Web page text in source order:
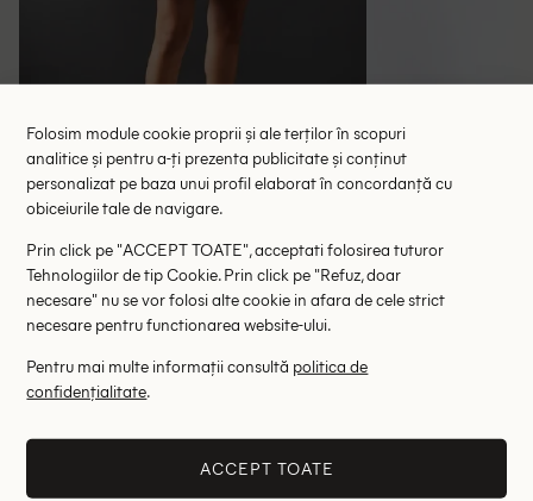
Rochie scurta WAREHOUSE, mov
146.00 lei 265.00 lei
RRP: 445.00 lei
36 38 40
Rochie scurta
Altii au fost interesati de
Folosim module cookie proprii și ale terților în scopuri
analitice și pentru a-ți prezenta publicitate și conținut
personalizat pe baza unui profil elaborat în concordanță cu
obiceiurile tale de navigare.
Prin click pe "ACCEPT TOATE", acceptati folosirea tuturor
Tehnologiilor de tip Cookie. Prin click pe "Refuz, doar
necesare" nu se vor folosi alte cookie in afara de cele strict
necesare pentru functionarea website-ului.
Pentru mai multe informații consultă politica de
confidențialitate.
ACCEPT TOATE